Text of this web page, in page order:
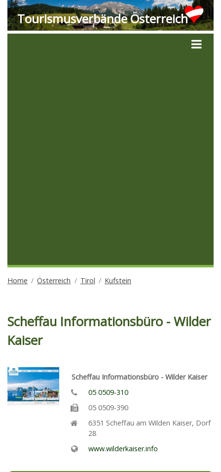
Tourismusverbände Österreich
Home Österreich Tirol Kufstein
Scheffau Informationsbüro - Wilder
Kaiser
Scheffau Informationsbüro - Wilder Kaiser
05 0509-310
05 0509-390
6351 Scheffau am Wilden Kaiser, Dorf
28
www.wilderkaiser.info